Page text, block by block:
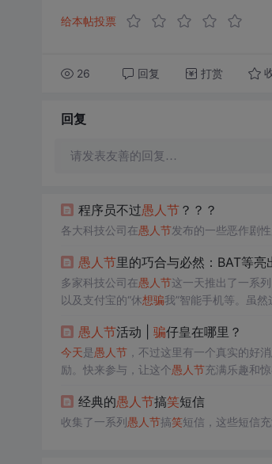
给本帖投票
26 回复 打赏
回复
请发表友善的回复…
程序员不过愚人节？？？
各大科技公司在愚人节发布的一些恶作剧性
愚人节里的巧合与必然：BAT等亮
多家科技公司在愚人节这一天推出了一系
以及支付宝的“休想骗我”智能手机等。虽
愚人节活动 | 骗仔皇在哪里？
今天是愚人节，不过这里有一个真实的好
励。快来参与，让这个愚人节充满乐趣和惊
经典的愚人节搞笑短信
收集了一系列愚人节搞笑短信，这些短信